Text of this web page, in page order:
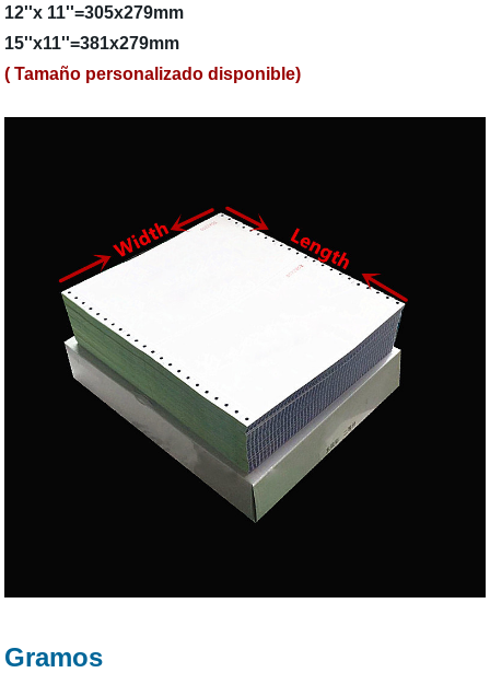
12''x 11''=305x279mm
15''x11''=381x279mm
( Tamaño personalizado disponible)
Gramos